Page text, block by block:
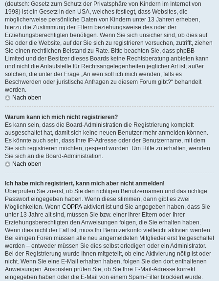
(deutsch: Gesetz zum Schutz der Privatsphäre von Kindern im Internet von
1998) ist ein Gesetz in den USA, welches festlegt, dass Websites, die
möglicherweise persönliche Daten von Kindern unter 13 Jahren erheben,
hierzu die Zustimmung der Eltern beziehungsweise des oder der
Erziehungsberechtigten benötigen. Wenn Sie sich unsicher sind, ob dies auf
Sie oder die Website, auf der Sie sich zu registrieren versuchen, zutrifft, ziehen
Sie einen rechtlichen Beistand zu Rate. Bitte beachten Sie, dass phpBB
Limited und der Besitzer dieses Boards keine Rechtsberatung anbieten kann
und nicht die Anlaufstelle für Rechtsangelegenheiten jeglicher Art ist; außer
solchen, die unter der Frage „An wen soll ich mich wenden, falls es
Beschwerden oder juristische Anfragen zu diesem Forum gibt?“ behandelt
werden.
Nach oben
Warum kann ich mich nicht registrieren?
Es kann sein, dass die Board-Administration die Registrierung komplett
ausgeschaltet hat, damit sich keine neuen Benutzer mehr anmelden können.
Es könnte auch sein, dass Ihre IP-Adresse oder der Benutzername, mit dem
Sie sich registrieren möchten, gesperrt wurden. Um Hilfe zu erhalten, wenden
Sie sich an die Board-Administration.
Nach oben
Ich habe mich registriert, kann mich aber nicht anmelden!
Überprüfen Sie zuerst, ob Sie den richtigen Benutzernamen und das richtige
Passwort eingegeben haben. Wenn diese stimmen, dann gibt es zwei
Möglichkeiten. Wenn COPPA aktiviert ist und Sie angegeben haben, dass Sie
unter 13 Jahre alt sind, müssen Sie bzw. einer Ihrer Eltern oder Ihrer
Erziehungsberechtigten den Anweisungen folgen, die Sie erhalten haben.
Wenn dies nicht der Fall ist, muss Ihr Benutzerkonto vielleicht aktiviert werden.
Bei einigen Foren müssen alle neu angemeldeten Mitglieder erst freigeschaltet
werden – entweder müssen Sie dies selbst erledigen oder ein Administrator.
Bei der Registrierung wurde Ihnen mitgeteilt, ob eine Aktivierung nötig ist oder
nicht. Wenn Sie eine E-Mail erhalten haben, folgen Sie den dort enthaltenen
Anweisungen. Ansonsten prüfen Sie, ob Sie Ihre E-Mail-Adresse korrekt
eingegeben haben oder die E-Mail von einem Spam-Filter blockiert wurde.